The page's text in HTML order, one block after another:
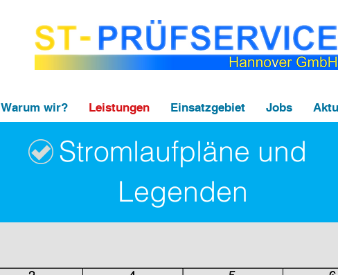
Warum wir? Leistungen Einsatzgebiet Jobs
Stromlaufpläne und
Legenden